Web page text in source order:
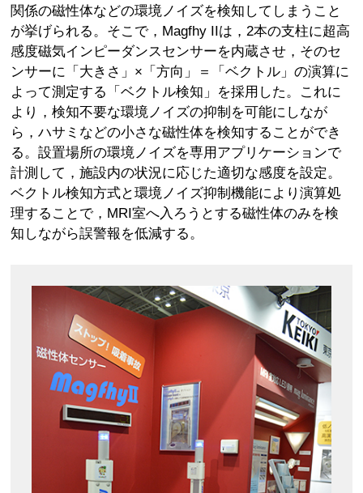
関係の磁性体などの環境ノイズを検知してしまうこと
が挙げられる。そこで，Magfhy IIは，2本の支柱に超高
感度磁気インピーダンスセンサーを内蔵させ，そのセ
ンサーに「大きさ」×「方向」＝「ベクトル」の演算に
よって測定する「ベクトル検知」を採用した。これに
より，検知不要な環境ノイズの抑制を可能にしなが
ら，ハサミなどの小さな磁性体を検知することができ
る。設置場所の環境ノイズを専用アプリケーションで
計測して，施設内の状況に応じた適切な感度を設定。
ベクトル検知方式と環境ノイズ抑制機能により演算処
理することで，MRI室へ入ろうとする磁性体のみを検
知しながら誤警報を低減する。